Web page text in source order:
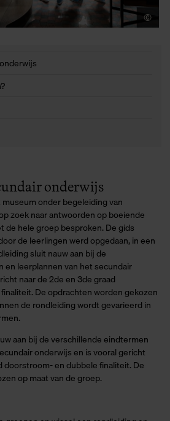
©
onderwijs
onder begeleiding van
zoek naar antwoorden op boeiende
de hele groep besproken. De gids
de leerlingen werd opgedaan, in een
sluit nauw aan bij de
leerplannen van het secundair
naar de 2de en 3de graad
De opdrachten worden gekozen
de rondleiding wordt gevarieerd in
aan bij de verschillende eindtermen
onderwijs en is vooral gericht
doorstroom- en dubbele finaliteit. De
op maat van de groep.